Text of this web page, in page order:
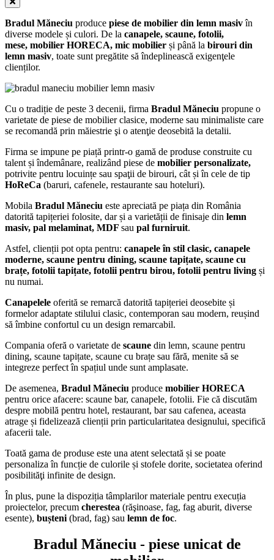
Bradul Măneciu produce piese de mobilier din lemn masivîn
diverse modele și culori. De la canapele, scaune, fotolii,
mese, mobilier HORECA, mic mobilier și până la birouri din
lemn masiv, toate sunt pregătite să îndeplinească exigenţele
clienților.
Cu o tradiție de peste 3 decenii, firma Bradul Măneciu propune o
varietate de piese de mobilier clasice, moderne sau minimaliste care
se recomandă prin măiestrie şi o atenţie deosebită la detalii.
Firma se impune pe piață printr-o gamă de produse construite cu
talent și îndemânare, realizând piese de mobilier personalizate,
potrivite pentru locuințe sau spaţii de birouri, cât și în cele de tip
HoReCa (baruri, cafenele, restaurante sau hoteluri).
Mobila Bradul Măneciu este apreciată pe piața din România
datorită tapițeriei folosite, dar și a varietății de finisaje din lemn
masiv, pal melaminat, MDF sau pal furniruit.
Astfel, clienții pot opta pentru: canapele în stil clasic, canapele
moderne, scaune pentru dining, scaune tapițate, scaune cu
brațe, fotolii tapițate, fotolii pentru birou, fotolii pentru living și
nu numai.
Canapelele oferită se remarcă datorită tapițeriei deosebite și
formelor adaptate stilului clasic, contemporan sau modern, reușind
să îmbine confortul cu un design remarcabil.
Compania oferă o varietate de scaune din lemn, scaune pentru
dining, scaune tapițate, scaune cu brațe sau fără, menite să se
integreze perfect în spațiul unde sunt amplasate.
De asemenea, Bradul Măneciu produce mobilier HORECA
pentru orice afacere: scaune bar, canapele, fotolii. Fie că discutăm
despre mobilă pentru hotel, restaurant, bar sau cafenea, aceasta
atrage și fidelizează clienții prin particularitatea designului, specifică
afacerii tale.
Toată gama de produse este una atent selectată și se poate
personaliza în funcție de culorile și stofele dorite, societatea oferind
posibilităţi infinite de design.
În plus, pune la dispoziția tâmplarilor materiale pentru execuția
proiectelor, precum cherestea (răşinoase, fag, fag aburit, diverse
esente), bușteni (brad, fag) sau lemn de foc.
Bradul Măneciu - piese unicat de